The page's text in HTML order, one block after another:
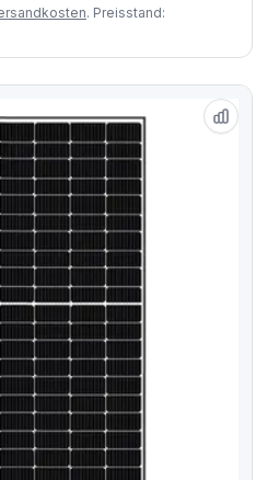
. Preisstand: